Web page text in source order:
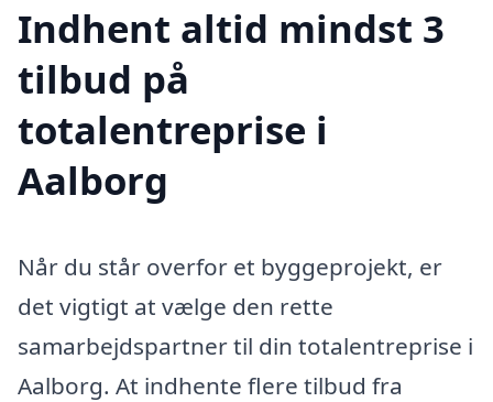
Indhent altid mindst 3
tilbud på
totalentreprise i
Aalborg
Når du står overfor et byggeprojekt, er
det vigtigt at vælge den rette
samarbejdspartner til din totalentreprise i
Aalborg. At indhente flere tilbud fra